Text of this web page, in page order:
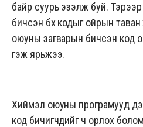
байр суурь эзэлж буй.
бичсэн бүх кодыг ойрын
оюуны загварын бичсэн код
гэж ярьжээ.
Хиймэл оюуны програмууд
код бичигчдийг ч орлох